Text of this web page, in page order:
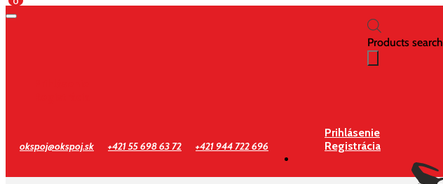
Products search
okspoj@okspoj.sk +421 55 698 63 72 +421 944 722 696
Prihlásenie
Registrácia